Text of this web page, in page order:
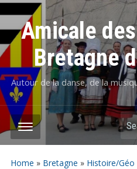
Amicale
Bretagne
Autour de la danse, de la
Home » Bretagne » Histoire/